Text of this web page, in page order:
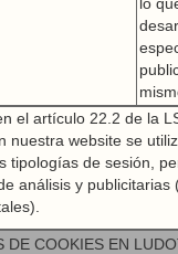
el artículo 22.2 de la
nuestra website se
tipologías de sesión,
análisis y publicitarias
DE COOKIES EN